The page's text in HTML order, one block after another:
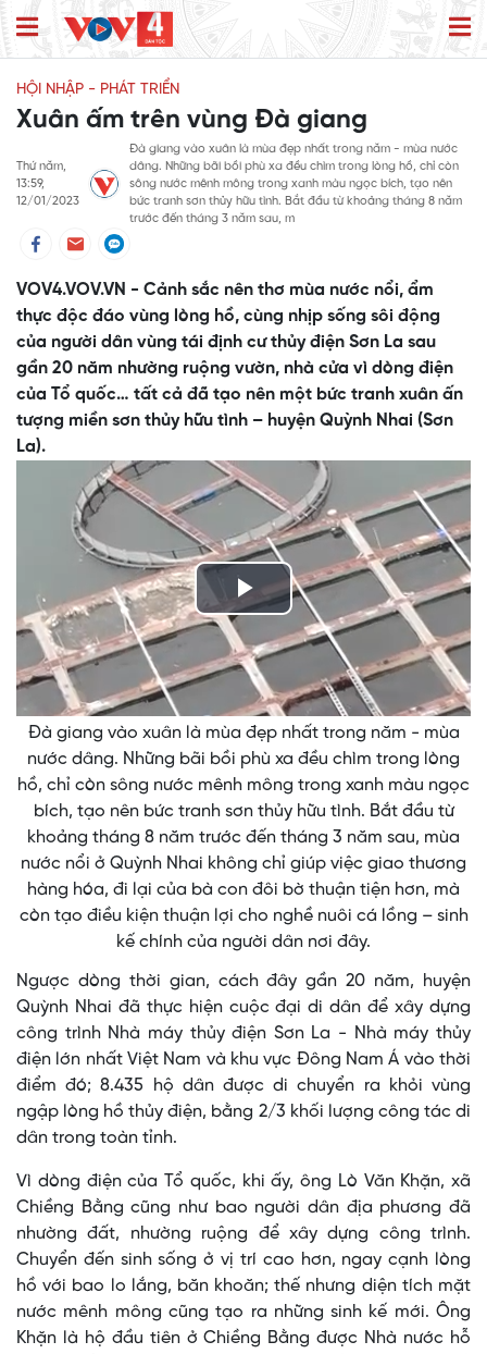
HỘI NHẬP - PHÁT TRIỂN
Xuân ấm trên vùng Đà giang
Thứ năm,
13:59,
12/01/2023
Đà giang vào xuân là mùa đẹp nhất trong năm - mùa nước
dâng. Những bãi bồi phù xa đều chìm trong lòng hồ, chỉ còn
sông nước mênh mông trong xanh màu ngọc bích, tạo nên
bức tranh sơn thủy hữu tình. Bắt đầu từ khoảng tháng 8 năm
trước đến tháng 3 năm sau, m
VOV4.VOV.VN - Cảnh sắc nên thơ mùa nước nổi, ẩm
thực độc đáo vùng lòng hồ, cùng nhịp sống sôi động
của người dân vùng tái định cư thủy điện Sơn La sau
gần 20 năm nhường ruộng vườn, nhà cửa vì dòng điện
của Tổ quốc… tất cả đã tạo nên một bức tranh xuân ấn
tượng miền sơn thủy hữu tình – huyện Quỳnh Nhai (Sơn
La).
Play
Video
Đà giang vào xuân là mùa đẹp nhất trong năm - mùa
nước dâng. Những bãi bồi phù xa đều chìm trong lòng
hồ, chỉ còn sông nước mênh mông trong xanh màu ngọc
bích, tạo nên bức tranh sơn thủy hữu tình. Bắt đầu từ
khoảng tháng 8 năm trước đến tháng 3 năm sau, mùa
nước nổi ở Quỳnh Nhai không chỉ giúp việc giao thương
hàng hóa, đi lại của bà con đôi bờ thuận tiện hơn, mà
còn tạo điều kiện thuận lợi cho nghề nuôi cá lồng – sinh
kế chính của người dân nơi đây.
Ngược dòng thời gian, cách đây gần 20 năm, huyện
Quỳnh Nhai đã thực hiện cuộc đại di dân để xây dựng
công trình Nhà máy thủy điện Sơn La - Nhà máy thủy
điện lớn nhất Việt Nam và khu vực Đông Nam Á vào thời
điểm đó; 8.435 hộ dân được di chuyển ra khỏi vùng
ngập lòng hồ thủy điện, bằng 2/3 khối lượng công tác di
dân trong toàn tỉnh.
Vì dòng điện của Tổ quốc, khi ấy, ông Lò Văn Khặn, xã
Chiềng Bằng cũng như bao người dân địa phương đã
nhường đất, nhường ruộng để xây dựng công trình.
Chuyển đến sinh sống ở vị trí cao hơn, ngay cạnh lòng
hồ với bao lo lắng, băn khoăn; thế nhưng diện tích mặt
nước mênh mông cũng tạo ra những sinh kế mới. Ông
Khặn là hộ đầu tiên ở Chiềng Bằng được Nhà nước hỗ